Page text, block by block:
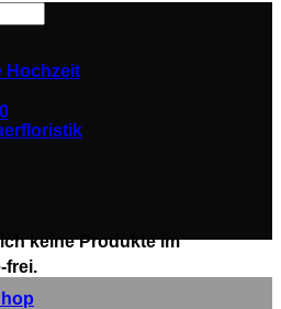
0
keine Produkte im
Hochzeit
frei.